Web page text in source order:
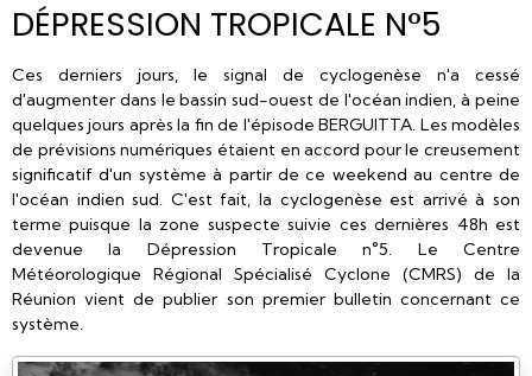
DÉPRESSION TROPICALE N°5
Ces derniers jours, le signal de cyclogenèse n'a cessé
d'augmenter dans le bassin sud-ouest de l'océan indien, à peine
quelques jours après la fin de l'épisode BERGUITTA. Les modèles
de prévisions numériques étaient en accord pour le creusement
significatif d'un système à partir de ce weekend au centre de
l'océan indien sud. C'est fait, la cyclogenèse est arrivé à son
terme puisque la zone suspecte suivie ces dernières 48h est
devenue la Dépression Tropicale n°5. Le Centre
Météorologique Régional Spécialisé Cyclone (CMRS) de la
Réunion vient de publier son premier bulletin concernant ce
système.